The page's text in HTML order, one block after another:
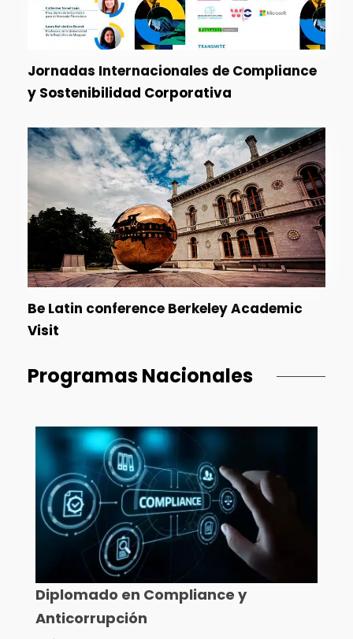
Jornadas Internacionales de Compliance
y Sostenibilidad Corporativa
Be Latin conference Berkeley Academic
Visit
Programas Nacionales
Diplomado en Compliance y
Anticorrupción